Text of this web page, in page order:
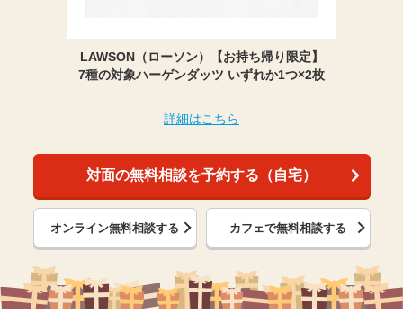
LAWSON（ローソン）【お持ち帰り限定】
7種の対象ハーゲンダッツ いずれか1つ×2枚
詳細はこちら
対面の無料相談を予約する（自宅）
オンライン無料相談する カフェで無料相談する